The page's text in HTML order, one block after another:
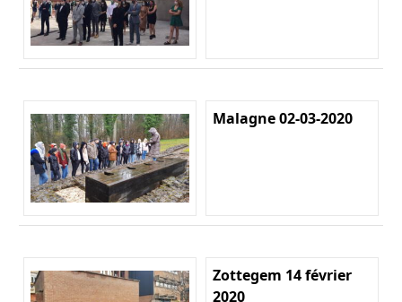
Malagne 02-03-2020
Zottegem 14 février
2020